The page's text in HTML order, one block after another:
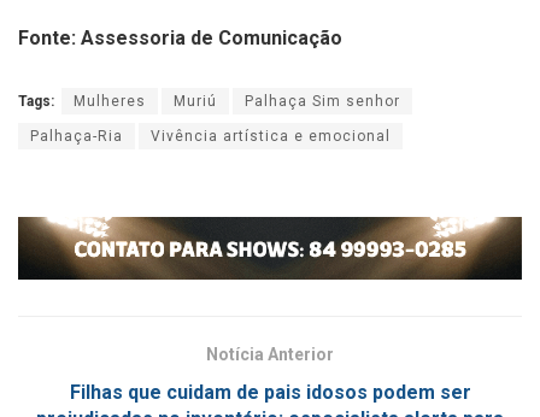
Fonte: Assessoria de Comunicação
Tags: Mulheres Muriú Palhaça Sim senhor
Palhaça-Ria Vivência artística e emocional
Notícia Anterior
Filhas que cuidam de pais idosos podem ser